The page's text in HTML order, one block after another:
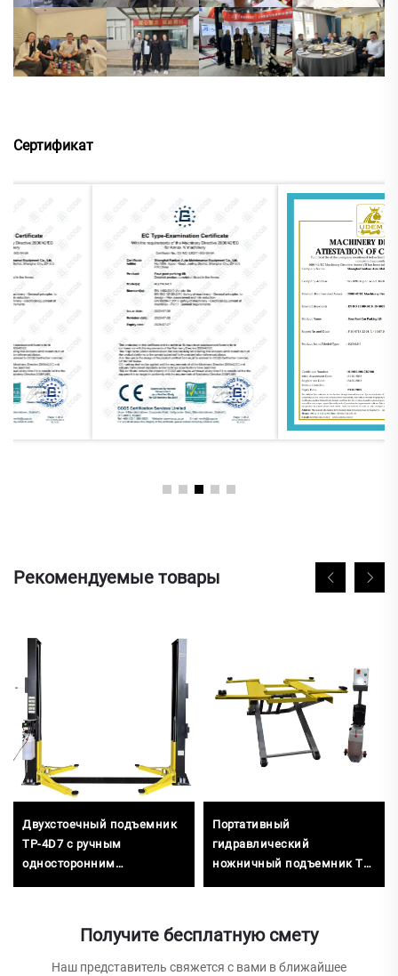
Сертификат
Рекомендуемые товары
Двухстоечный подъемник
TP-4D7 с ручным
односторонним
Портативный
гидравлический
ножничный подъемник TP-
Получите бесплатную смету
Наш представитель свяжется с вами в ближайшее